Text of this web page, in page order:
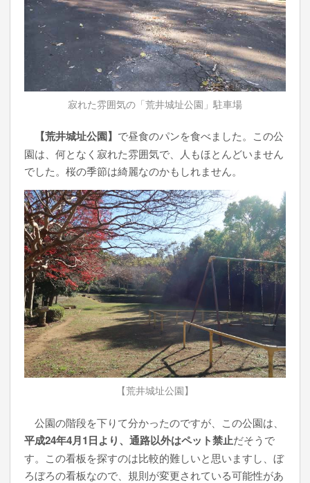
寂れた雰囲気の「荒井城址公園」駐車場
【荒井城址公園】 で昼食のパンを食べました。この公
園は、何となく寂れた雰囲気で、人もほとんどいません
でした。桜の季節は綺麗なのかもしれません。
【荒井城址公園】
公園の階段を下りて分かったのですが、この公園は、
平成24年4月1日より、通路以外はペット禁止だそうで
す。この看板を探すのは比較的難しいと思いますし、ぼ
ろぼろの看板なので、規則が変更されている可能性があ